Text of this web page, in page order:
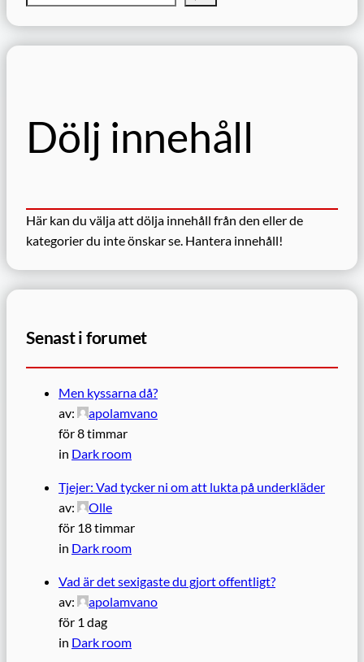
ö
Dölj innehåll
Här kan du välja att dölja innehåll från den eller de
kategorier du inte önskar se. Hantera innehåll!
Senast i forumet
Men kyssarna då?
av:
apolamvano
för 8 timmar
in Dark room
Tjejer: Vad tycker ni om att lukta på underkläder
av:
Olle
för 18 timmar
in Dark room
Vad är det sexigaste du gjort offentligt?
av:
apolamvano
för 1 dag
in Dark room